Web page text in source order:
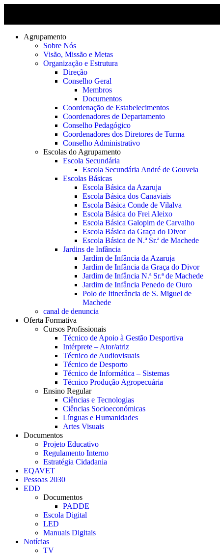
Agrupamento
Sobre Nós
Visão, Missão e Metas
Organização e Estrutura
Direção
Conselho Geral
Membros
Documentos
Coordenação de Estabelecimentos
Coordenadores de Departamento
Conselho Pedagógico
Coordenadores dos Diretores de Turma
Conselho Administrativo
Escolas do Agrupamento
Escola Secundária
Escola Secundária André de Gouveia
Escolas Básicas
Escola Básica da Azaruja
Escola Básica dos Canaviais
Escola Básica Conde de Vilalva
Escola Básica do Frei Aleixo
Escola Básica Galopim de Carvalho
Escola Básica da Graça do Divor
Escola Básica de N.ª Sr.ª de Machede
Jardins de Infância
Jardim de Infância da Azaruja
Jardim de Infância da Graça do Divor
Jardim de Infância N.ª Sr.ª de Machede
Jardim de Infância Penedo de Ouro
Polo de Itinerância de S. Miguel de
Machede
canal de denuncia
Oferta Formativa
Cursos Profissionais
Técnico de Apoio à Gestão Desportiva
Intérprete – Ator/atriz
Técnico de Audiovisuais
Técnico de Desporto
Técnico de Informática – Sistemas
Técnico Produção Agropecuária
Ensino Regular
Ciências e Tecnologias
Ciências Socioeconómicas
Línguas e Humanidades
Artes Visuais
Documentos
Projeto Educativo
Regulamento Interno
Estratégia Cidadania
EQAVET
Pessoas 2030
EDD
Documentos
PADDE
Escola Digital
LED
Manuais Digitais
Notícias
TV